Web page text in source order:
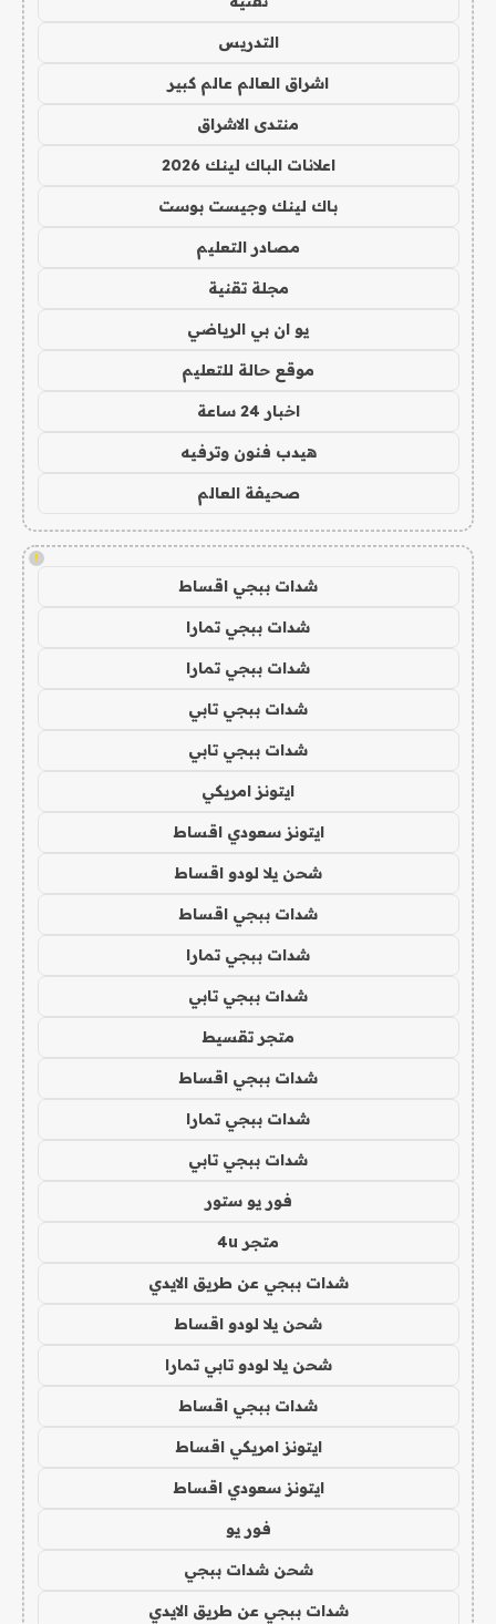
التدريس
اشراق العالم عالم كبير
منتدى الاشراق
اعلانات الباك لينك 2026
باك لينك وجيست بوست
مصادر التعليم
مجلة تقنية
يو ان بي الرياضي
موقع حالة للتعليم
اخبار 24 ساعة
هيدب فنون وترفيه
صحيفة العالم
!
شدات ببجي اقساط
شدات ببجي تمارا
شدات ببجي تمارا
شدات ببجي تابي
شدات ببجي تابي
ايتونز امريكي
ايتونز سعودي اقساط
شحن يلا لودو اقساط
شدات ببجي اقساط
شدات ببجي تمارا
شدات ببجي تابي
متجر تقسيط
شدات ببجي اقساط
شدات ببجي تمارا
شدات ببجي تابي
فور يو ستور
متجر 4u
شدات ببجي عن طريق الايدي
شحن يلا لودو اقساط
شحن يلا لودو تابي تمارا
شدات ببجي اقساط
ايتونز امريكي اقساط
ايتونز سعودي اقساط
فور يو
شحن شدات ببجي
شدات ببجي عن طريق الايدي